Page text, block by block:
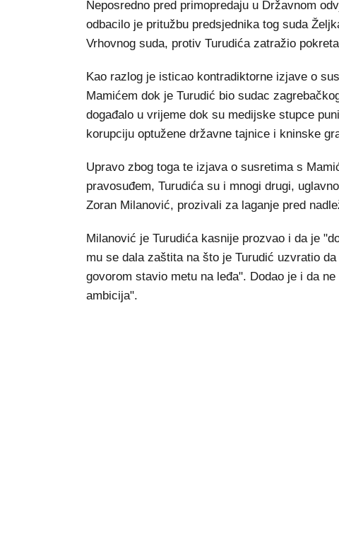
Neposredno pred primopredaju u Državnom
odbacilo je pritužbu predsjednika tog suda
Vrhovnog suda, protiv Turudića zatražio
Kao razlog je isticao kontradiktorne izjave o
Mamićem dok je Turudić bio sudac
događalo u vrijeme dok su medijske stupce
korupciju optužene državne tajnice i kninske
Upravo zbog toga te izjava o susretima s
pravosuđem, Turudića su i mnogi drugi,
Zoran Milanović, prozivali za laganje pred
Milanović je Turudića kasnije prozvao i da je
mu se dala zaštita na što je Turudić uzvratio
govorom stavio metu na leđa". Dodao je i da
ambicija".